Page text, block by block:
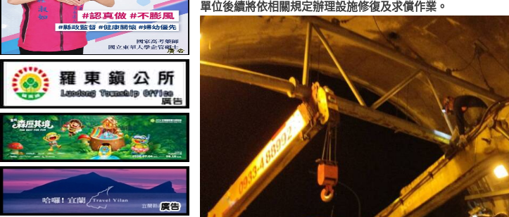
單位後續將依相關規定辦理設施修復及求償作業。